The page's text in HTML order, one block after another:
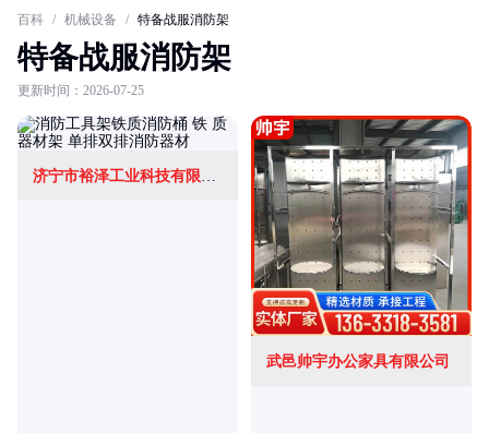
百科 / 机械设备 / 特备战服消防架
特备战服消防架
更新时间：2026-07-25
济宁市裕泽工业科技有限公司
武邑帅宇办公家具有限公司